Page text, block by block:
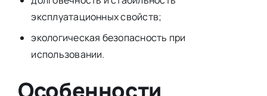
эксплуатационных свойств;
экологическая безопасность при
использовании.